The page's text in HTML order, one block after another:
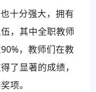
十分强大，拥有
，其中全职教师
，教师们在教
了显著的成绩，
项。